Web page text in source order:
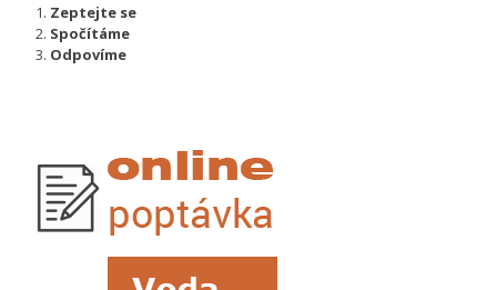
Zeptejte se
Spočítáme
Odpovíme